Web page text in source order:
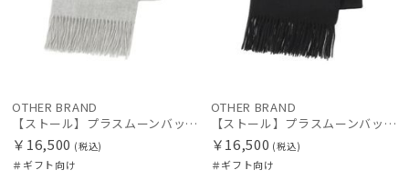
OTHER BRAND
【ストール】プラスムーンバット (+moonbat) カシミヤ100％無地ストール 50*190
￥16,500 (税込)
＃ギフト向け
OTHER BRAND
【ストール】プラスムーンバット (+moonbat) カシミヤ100％無地ストール 50*190
￥16,500 (税込)
＃ギフト向け